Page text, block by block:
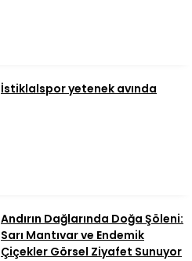
İstiklalspor yetenek avında
Andırın Dağlarında Doğa Şöleni:
Sarı Mantıvar ve Endemik
Çiçekler Görsel Ziyafet Sunuyor